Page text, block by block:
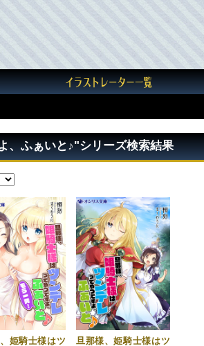
、ふぁいと♪"シリーズ検索結果
姫騎士様はツ
旦那様、姫騎士様はツ